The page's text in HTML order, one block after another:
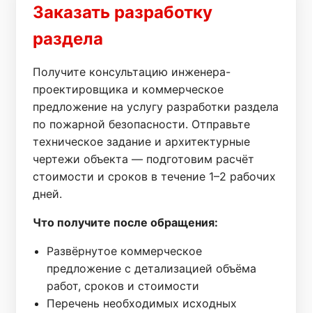
Заказать разработку
раздела
Получите консультацию инженера-
проектировщика и коммерческое
предложение на услугу разработки раздела
по пожарной безопасности. Отправьте
техническое задание и архитектурные
чертежи объекта — подготовим расчёт
стоимости и сроков в течение 1–2 рабочих
дней.
Что получите после обращения:
Развёрнутое коммерческое
предложение с детализацией объёма
работ, сроков и стоимости
Перечень необходимых исходных